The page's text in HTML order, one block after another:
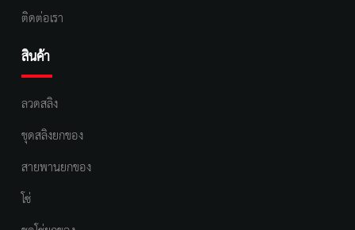
ติดต่อเรา
สินค้า
ลวดสลิง
ชุดสลิงยกของ
สายพานยกของ
โซ่